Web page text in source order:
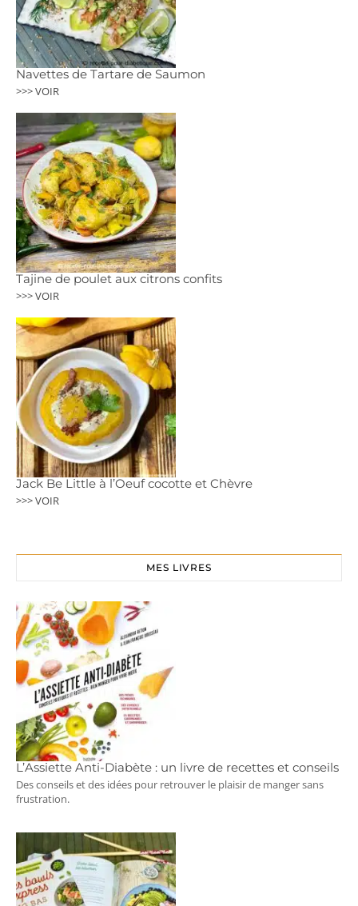
Navettes de Tartare de Saumon
>>> VOIR
Tajine de poulet aux citrons confits
>>> VOIR
Jack Be Little à l’Oeuf cocotte et Chèvre
>>> VOIR
MES LIVRES
L’Assiette Anti-Diabète : un livre de recettes et conseils
Des conseils et des idées pour retrouver le plaisir de manger sans
frustration.